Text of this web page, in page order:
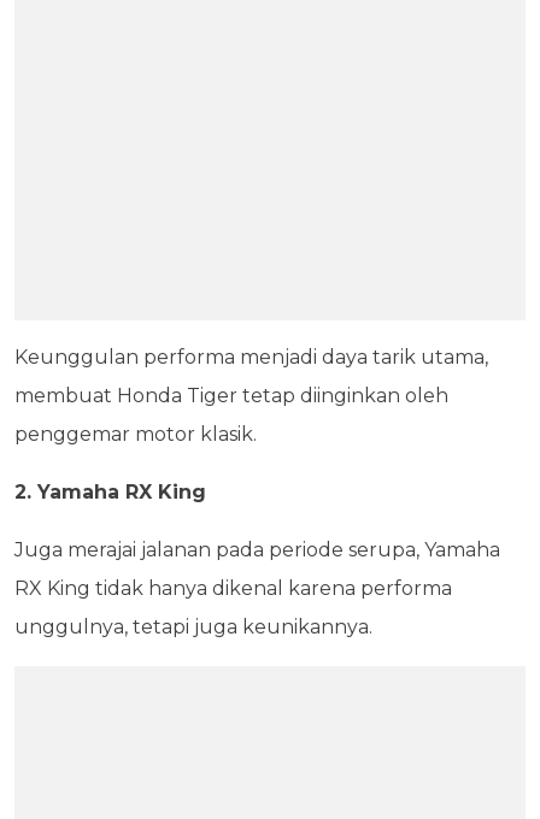
Keunggulan performa menjadi daya tarik utama,
membuat Honda Tiger tetap diinginkan oleh
penggemar motor klasik.
2. Yamaha RX King
Juga merajai jalanan pada periode serupa, Yamaha
RX King tidak hanya dikenal karena performa
unggulnya, tetapi juga keunikannya.